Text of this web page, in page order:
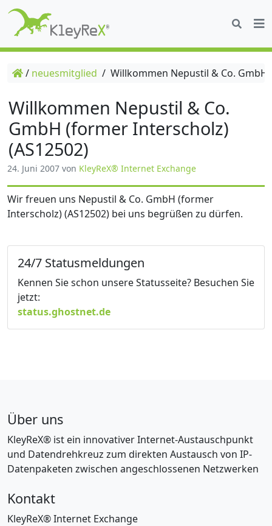
/ neuesmitglied / Willkommen Nepustil & Co.
Willkommen Nepustil & Co.
GmbH (former Interscholz)
(AS12502)
24. Juni 2007 von KleyReX® Internet Exchange
Wir freuen uns Nepustil & Co. GmbH (former
Interscholz) (AS12502) bei uns begrüßen zu dürfen.
24/7 Statusmeldungen
Kennen Sie schon unsere Statusseite? Besuchen Sie
jetzt:
status.ghostnet.de
Über uns
KleyReX® ist ein innovativer Internet-Austauschpunkt
und Datendrehkreuz zum direkten Austausch von IP-
Datenpaketen zwischen angeschlossenen Netzwerken
Kontakt
KleyReX® Internet Exchange